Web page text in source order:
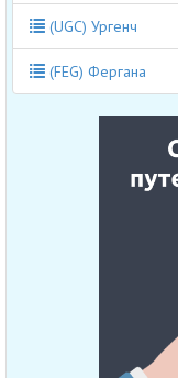
(UGC) Ургенч
(FEG) Фергана